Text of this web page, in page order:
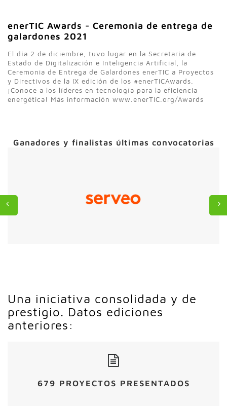
enerTIC Awards - Ceremonia de entrega de
galardones 2021
El día 2 de diciembre, tuvo lugar en la Secretaría de
Estado de Digitalización e Inteligencia Artificial, la
Ceremonia de Entrega de Galardones enerTIC a Proyectos
y Directivos de la IX edición de los #enerTICAwards​.
¡Conoce a los líderes en tecnología para la eficiencia
energética! Más información www.enerTIC.org/Awards
Ganadores y finalistas últimas convocatorias
Una iniciativa consolidada y de
prestigio. Datos ediciones
anteriores:
679 PROYECTOS PRESENTADOS